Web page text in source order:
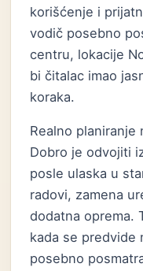
korišćenje i
vodič posebno
centru, lokacije
bi čitalac imao
koraka.
Realno
Dobro je odvojiti
posle ulaska u
radovi, zamena
dodatna oprema.
kada se predvide
posebno